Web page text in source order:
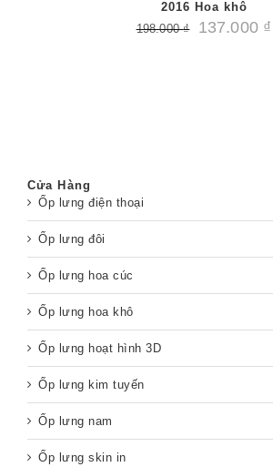
2016 Hoa khô
198.000₫ 137.000 ₫
Cửa Hàng
Ốp lưng điện thoại
Ốp lưng đôi
Ốp lưng hoa cúc
Ốp lưng hoa khô
Ốp lưng hoạt hình 3D
Ốp lưng kim tuyến
Ốp lưng nam
Ốp lưng skin in